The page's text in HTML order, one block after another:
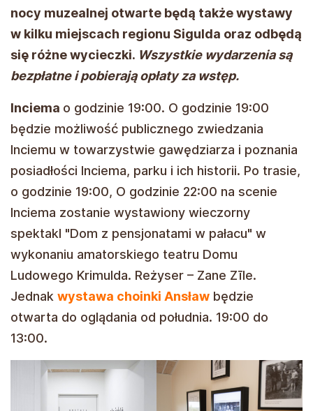
nocy muzealnej otwarte będą także wystawy
w kilku miejscach regionu Sigulda oraz odbędą
się różne wycieczki. Wszystkie wydarzenia są
bezpłatne i pobierają opłaty za wstęp.
Inciema o godzinie 19:00. O godzinie 19:00
będzie możliwość publicznego zwiedzania
Inciemu w towarzystwie gawędziarza i poznania
posiadłości Inciema, parku i ich historii. Po trasie,
o godzinie 19:00, O godzinie 22:00 na scenie
Inciema zostanie wystawiony wieczorny
spektakl "Dom z pensjonatami w pałacu" w
wykonaniu amatorskiego teatru Domu
Ludowego Krimulda. Reżyser – Zane Zīle.
Jednak wystawa choinki Ansław będzie
otwarta do oglądania od południa. 19:00 do
13:00.